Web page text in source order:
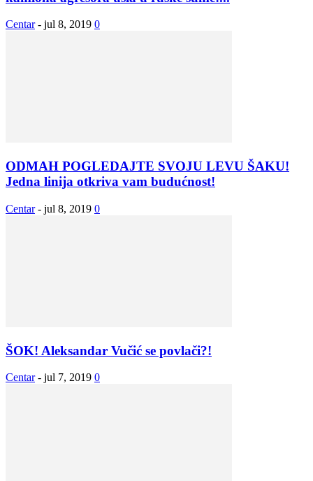
Centar - jul 8, 2019 0
ODMAH POGLEDAJTE SVOJU LEVU ŠAKU!
Jedna linija otkriva vam budućnost!
Centar - jul 8, 2019 0
ŠOK! Aleksandar Vučić se povlači?!
Centar - jul 7, 2019 0